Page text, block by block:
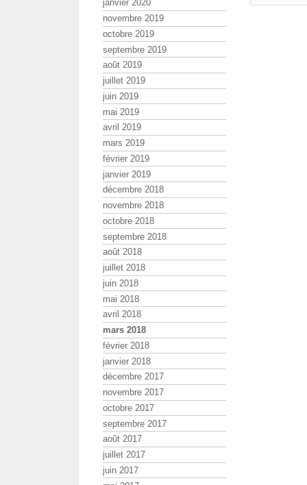
janvier 2020
novembre 2019
octobre 2019
septembre 2019
août 2019
juillet 2019
juin 2019
mai 2019
avril 2019
mars 2019
février 2019
janvier 2019
décembre 2018
novembre 2018
octobre 2018
septembre 2018
août 2018
juillet 2018
juin 2018
mai 2018
avril 2018
mars 2018
février 2018
janvier 2018
décembre 2017
novembre 2017
octobre 2017
septembre 2017
août 2017
juillet 2017
juin 2017